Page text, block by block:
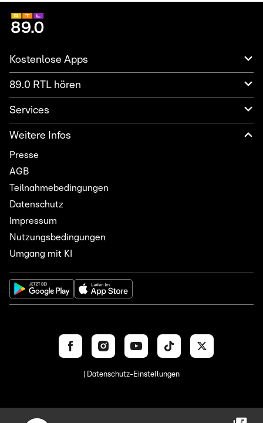
Kostenlose Apps
89.0 RTL hören
Services
Weitere Infos
Presse
AGB
Teilnahmebedingungen
Datenschutz
Impressum
Nutzungsbedingungen
Umgang mit KI
| Datenschutz-Einstellungen